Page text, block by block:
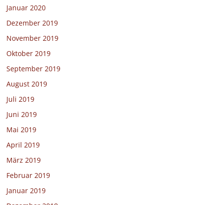
Januar 2020
Dezember 2019
November 2019
Oktober 2019
September 2019
August 2019
Juli 2019
Juni 2019
Mai 2019
April 2019
März 2019
Februar 2019
Januar 2019